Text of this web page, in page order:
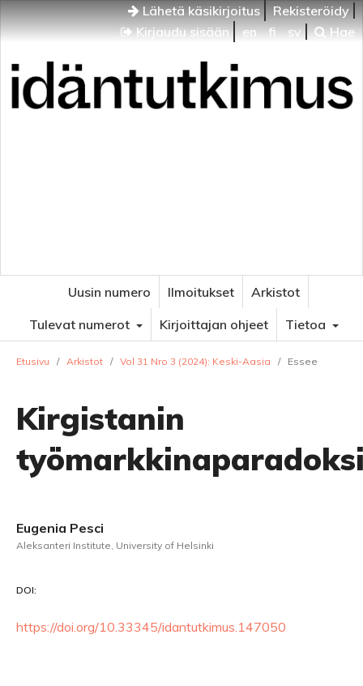
Lähetä käsikirjoitus
Rekisteröidy
Kirjaudu sisään
en fi sv Hae
Uusin numero Ilmoitukset
Arkistot
Tulevat numerot
Kirjoittajan ohjeet Tietoa
Etusivu / Arkistot / Vol 31 Nro 3 (2024): Keski-Aasia / Essee
Kirgistanin
Eugenia Pesci
Aleksanteri Institute, University of Helsinki
DOI:
https://doi.org/10.33345/idantutkimus.147050